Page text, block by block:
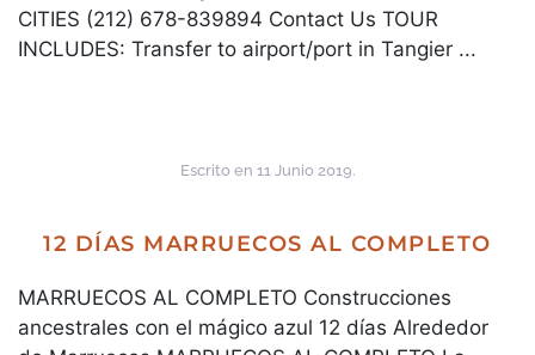
CITIES (212) 678-839894 Contact Us TOUR
INCLUDES: Transfer to airport/port in Tangier ...
Escrito en 11 Junio 2019.
12 DÍAS MARRUECOS AL COMPLETO
MARRUECOS AL COMPLETO Construcciones
ancestrales con el mágico azul 12 días Alrededor